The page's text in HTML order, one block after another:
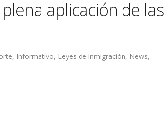
aplicación de las
, Informativo, Leyes de inmigración, News,